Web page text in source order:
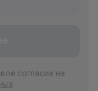
согласие на